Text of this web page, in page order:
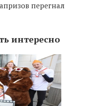
перегнал
интересно